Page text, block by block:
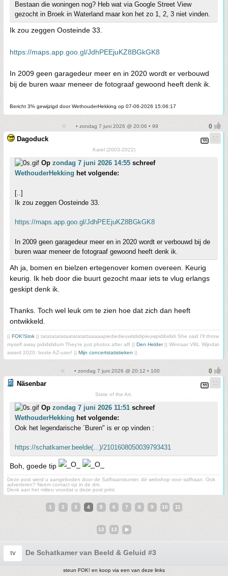
Bestaan die woningen nog? Heb wat via Google Street View
gezocht in Broek in Waterland maar kon het zo 1, 2, 3 niet vinden.
Ik zou zeggen Oosteinde 33.
https://maps.app.goo.gl/JdhPEEjuKZ8BGkGK8
In 2009 geen garagedeur meer en in 2020 wordt er verbouwd
bij de buren waar meneer de fotograaf gewoond heeft denk ik.
Bericht 3% gewijzigd door WethouderHekking op 07-06-2026 15:06:17
• zondag 7 juni 2026 @ 20:06 • 99
Dagoduck
Karel (2003-2022)
Op zondag 7 juni 2026 14:55 schreef
WethouderHekking het volgende:
[..]
Ik zou zeggen Oosteinde 33.
https://maps.app.goo.gl/JdhPEEjuKZ8BGkGK8
In 2009 geen garagedeur meer en in 2020 wordt er verbouwd bij de
buren waar meneer de fotograaf gewoond heeft denk ik.
Ah ja, bomen en bielzen ertegenover komen overeen. Keurig
keurig. Ik heb door die buurt gezocht maar iets te vlug erlangs
geskipt denk ik.
Thanks. Toch wel leuk om te zien hoe dat zich dan heeft
ontwikkeld.
|| FOK!Stok || tatatatatataatatatattaaaaapiediedieuwtididipieuwpidibididi She said I'll throw
myself away pididididum They're just photos after all! || Den Helder|| Winnaar VBL Wijndal-
award 2020: beste AZ-user! || Mijn concertstatistieken ||
• zondag 7 juni 2026 @ 20:12 • 100
Näsenbar
State of the Art.
Op zondag 7 juni 2026 11:51 schreef
WethouderHekking het volgende:
Ook het legendarische ´Buren" is er op vinden :
https://schatkamer.beelde(...)/2101608050039793431
Boh, goede tip
Deze post werd u aangeboden door de Saffraanstunter, dé webshop voor saffraan. Ook
adverteren? Neem contact op in de dm.
Denk aan het milieu voordat u deze post print.
1 2 3 4 5 6 7 8 9 10 11
12 13
tv De Schatkamer van Beeld & Geluid #3
steun FOK! en koop via een van deze links